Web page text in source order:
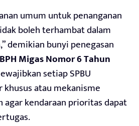
umum untuk penanganan
boleh terhambat dalam
demikian bunyi penegasan
Migas Nomor 6 Tahun
setiap SPBU
atau mekanisme
agar kendaraan prioritas dapat